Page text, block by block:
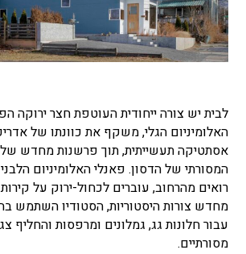
לבית יש צורה ייחודית העוטפת חצר ירוקה
האלומיניום הגלי, משקף את כוונתו של
אסתטיקה תעשייתית, תוך פרשנות מחדש של
המסורתי של הדסון. פאנלי האלומיניום
רואים מהרחוב, עוברים לכחול-ירוק על
מחדש צורות היסטוריות, הסטודיו השתמש
עבור חלונות גג, גמלונים ומרפסות והחליף
מסורתיים.